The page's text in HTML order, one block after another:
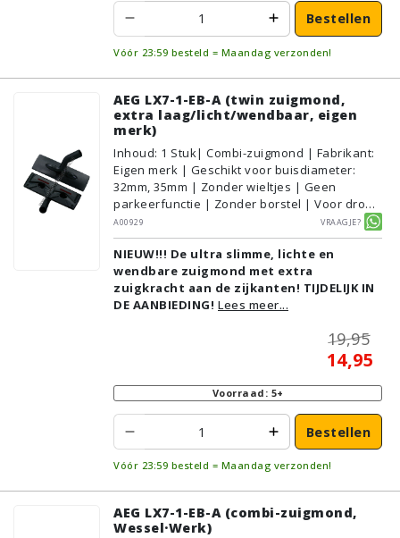
Bestellen
Vóór 23:59 besteld = Maandag verzonden!
AEG LX7-1-EB-A (twin zuigmond,
extra laag/licht/wendbaar, eigen
merk)
Inhoud: 1 Stuk| Combi-zuigmond | Fabrikant:
Eigen merk | Geschikt voor buisdiameter:
32mm, 35mm | Zonder wieltjes | Geen
parkeerfunctie | Zonder borstel | Voor droog
gebruik | Breedte: 31cm | Zonder verlichting |
Zonder kliksysteem | Zwart | Alternatief |
Geschikt voor vloertype: Plavuizen/Tegels,
Parket/Laminaat, PVC/Vinyl,
Tapijt/Vloerbedekking
A00929 Vraagje?
NIEUW!!! De ultra slimme, lichte en
wendbare zuigmond met extra
zuigkracht aan de zijkanten! TIJDELIJK IN
DE AANBIEDING! Lees meer...
19,95
14,95
Voorraad: 5+
Bestellen
Vóór 23:59 besteld = Maandag verzonden!
AEG LX7-1-EB-A (combi-zuigmond,
Wessel·Werk)